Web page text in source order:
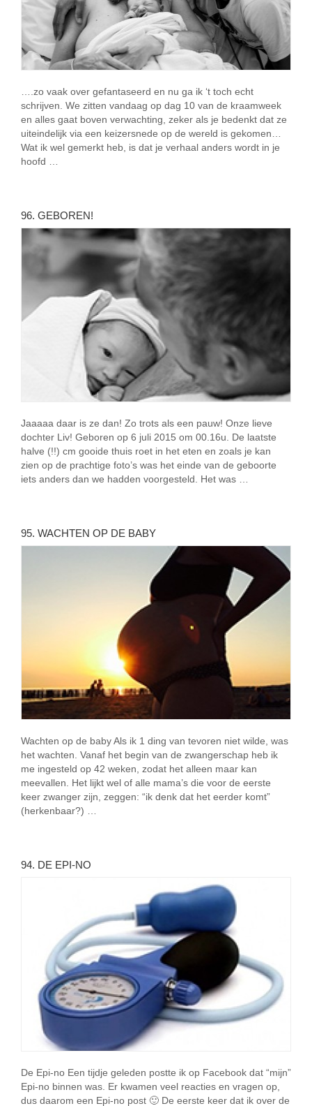
….zo vaak over gefantaseerd en nu ga ik ‘t toch echt
schrijven. We zitten vandaag op dag 10 van de kraamweek
en alles gaat boven verwachting, zeker als je bedenkt dat ze
uiteindelijk via een keizersnede op de wereld is gekomen…
Wat ik wel gemerkt heb, is dat je verhaal anders wordt in je
hoofd …
96. GEBOREN!
Jaaaaa daar is ze dan! Zo trots als een pauw! Onze lieve
dochter Liv! Geboren op 6 juli 2015 om 00.16u. De laatste
halve (!!) cm gooide thuis roet in het eten en zoals je kan
zien op de prachtige foto’s was het einde van de geboorte
iets anders dan we hadden voorgesteld. Het was …
95. WACHTEN OP DE BABY
Wachten op de baby Als ik 1 ding van tevoren niet wilde, was
het wachten. Vanaf het begin van de zwangerschap heb ik
me ingesteld op 42 weken, zodat het alleen maar kan
meevallen. Het lijkt wel of alle mama’s die voor de eerste
keer zwanger zijn, zeggen: “ik denk dat het eerder komt”
(herkenbaar?) …
94. DE EPI-NO
De Epi-no Een tijdje geleden postte ik op Facebook dat “mijn”
Epi-no binnen was. Er kwamen veel reacties en vragen op,
dus daarom een Epi-no post 🙂 De eerste keer dat ik over de